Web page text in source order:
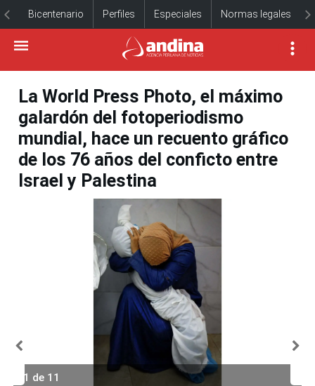
Bicentenario Perfiles Especiales Normas legales
La World Press Photo, el máximo
galardón del fotoperiodismo
mundial, hace un recuento gráfico
de los 76 años del conficto entre
Israel y Palestina
1 de 11